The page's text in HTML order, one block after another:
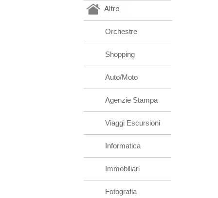
Altro
Orchestre
Shopping
Auto/Moto
Agenzie Stampa
Viaggi Escursioni
Informatica
Immobiliari
Fotografia